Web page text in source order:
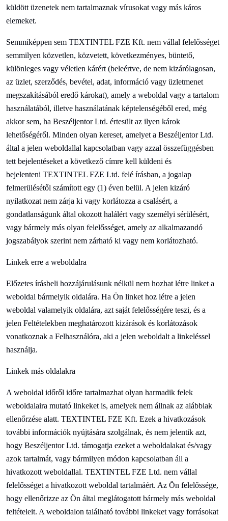
küldött üzenetek nem tartalmaznak vírusokat vagy más káros
elemeket.
Semmiképpen sem TEXTINTEL FZE Kft. nem vállal felelősséget
semmilyen közvetlen, közvetett, következményes, büntető,
különleges vagy véletlen kárért (beleértve, de nem kizárólagosan,
az üzlet, szerződés, bevétel, adat, információ vagy üzletmenet
megszakításából eredő károkat), amely a weboldal vagy a tartalom
használatából, illetve használatának képtelenségéből ered, még
akkor sem, ha Beszéljentor Ltd. értesült az ilyen károk
lehetőségéről. Minden olyan kereset, amelyet a Beszéljentor Ltd.
által a jelen weboldallal kapcsolatban vagy azzal összefüggésben
tett bejelentéseket a következő címre kell küldeni és
bejelenteni TEXTINTEL FZE Ltd. felé írásban, a jogalap
felmerülésétől számított egy (1) éven belül. A jelen kizáró
nyilatkozat nem zárja ki vagy korlátozza a csalásért, a
gondatlanságunk által okozott halálért vagy személyi sérülésért,
vagy bármely más olyan felelősséget, amely az alkalmazandó
jogszabályok szerint nem zárható ki vagy nem korlátozható.
Linkek erre a weboldalra
Előzetes írásbeli hozzájárulásunk nélkül nem hozhat létre linket a
weboldal bármelyik oldalára. Ha Ön linket hoz létre a jelen
weboldal valamelyik oldalára, azt saját felelősségére teszi, és a
jelen Feltételekben meghatározott kizárások és korlátozások
vonatkoznak a Felhasználóra, aki a jelen weboldalt a linkeléssel
használja.
Linkek más oldalakra
A weboldal időről időre tartalmazhat olyan harmadik felek
weboldalaira mutató linkeket is, amelyek nem állnak az alábbiak
ellenőrzése alatt. TEXTINTEL FZE Kft. Ezek a hivatkozások
további információk nyújtására szolgálnak, és nem jelentik azt,
hogy Beszéljentor Ltd. támogatja ezeket a weboldalakat és/vagy
azok tartalmát, vagy bármilyen módon kapcsolatban áll a
hivatkozott weboldallal. TEXTINTEL FZE Ltd. nem vállal
felelősséget a hivatkozott weboldal tartalmáért. Az Ön felelőssége,
hogy ellenőrizze az Ön által meglátogatott bármely más weboldal
feltételeit. A weboldalon található további linkeket vagy forrásokat